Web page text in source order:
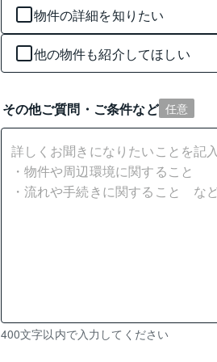
物件の詳細を知りたい
他の物件も紹介してほしい
その他ご質問・ご条件など 任意
残
400文字以内で入力してください